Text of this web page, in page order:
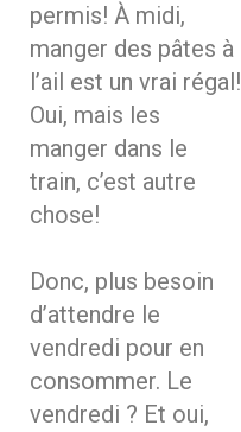
permis! À midi,
manger des pâtes à
l’ail est un vrai régal!
Oui, mais les
manger dans le
train, c’est autre
chose!
Donc, plus besoin
d’attendre le
vendredi pour en
consommer. Le
vendredi ? Et oui,